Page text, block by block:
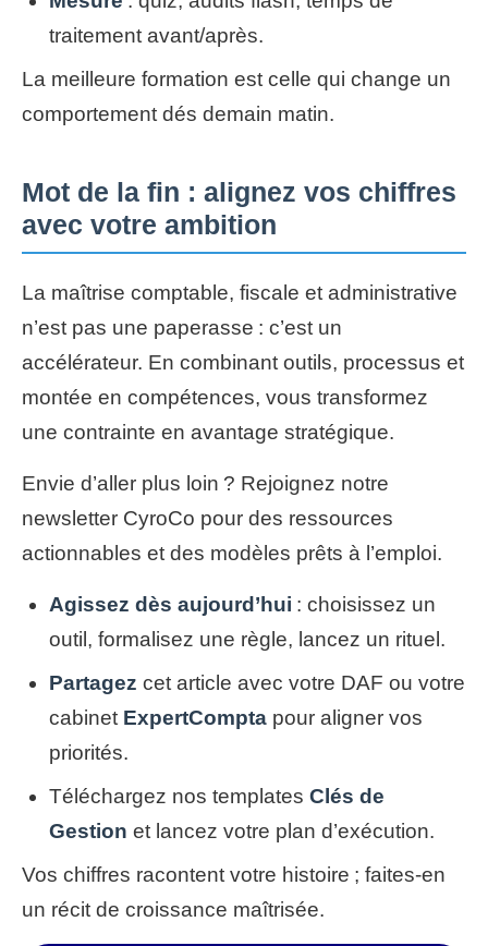
traitement avant/après.
La meilleure formation est celle qui change un
comportement dés demain matin.
Mot de la fin : alignez vos chiffres
avec votre ambition
La maîtrise comptable, fiscale et administrative
n’est pas une paperasse : c’est un
accélérateur. En combinant outils, processus et
montée en compétences, vous transformez
une contrainte en avantage stratégique.
Envie d’aller plus loin ? Rejoignez notre
newsletter CyroCo pour des ressources
actionnables et des modèles prêts à l’emploi.
Agissez dès aujourd’hui : choisissez un
outil, formalisez une règle, lancez un rituel.
Partagez cet article avec votre DAF ou votre
cabinet ExpertCompta pour aligner vos
priorités.
Téléchargez nos templates Clés de
Gestion et lancez votre plan d’exécution.
Vos chiffres racontent votre histoire ; faites-en
un récit de croissance maîtrisée.